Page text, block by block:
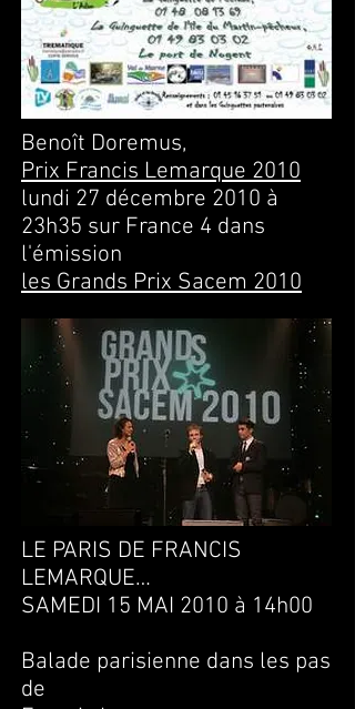
Benoît Doremus,
Prix Francis Lemarque 2010
lundi 27 décembre 2010 à
23h35 sur France 4 dans
l'émission
les Grands Prix Sacem 2010
LE PARIS DE FRANCIS
LEMARQUE…
SAMEDI 15 MAI 2010 à 14h00
Balade parisienne dans les pas
de